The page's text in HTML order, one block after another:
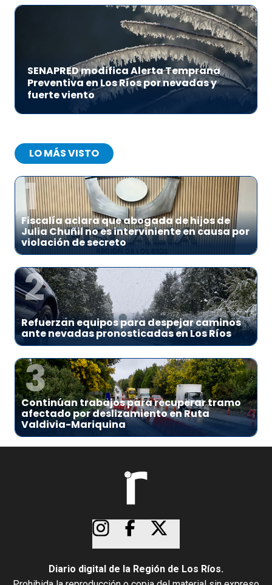
SENAPRED modifica Alerta Temprana
Preventiva en Los Ríos por nevadas y
fuerte viento
LO MÁS VISTO
1
Fiscalía aclara que abogada de hijos de
Julia Chuñil no es interviniente en causa por
violación de secreto
2
Refuerzan equipos para despejar caminos
ante nevadas pronosticadas en Los Ríos
3
Continúan trabajos para recuperar tramo
afectado por deslizamiento en Ruta
Valdivia-Mariquina
Diario digital de la Región de Los Ríos.